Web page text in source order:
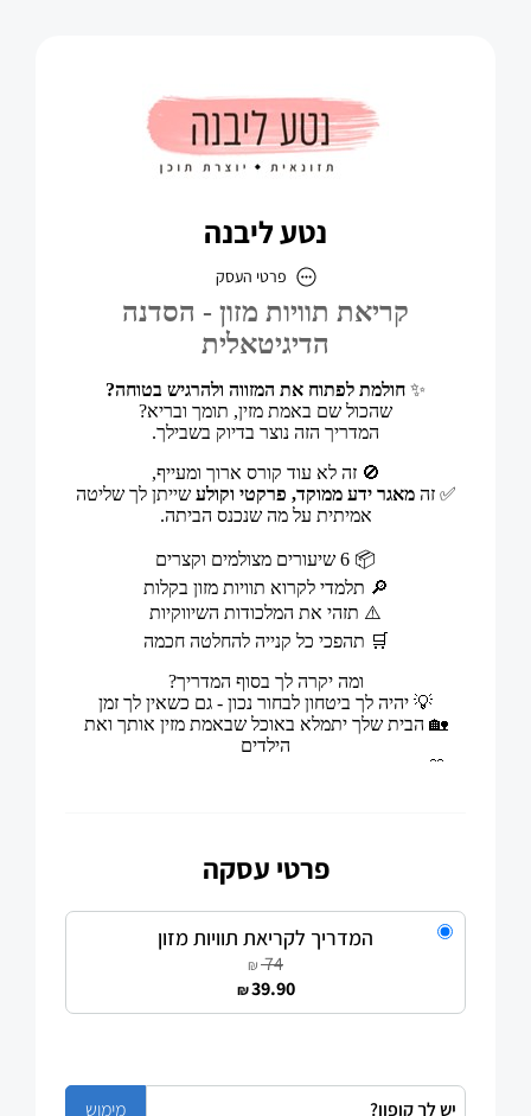
נטע ליבנה
פרטי העסק
נטע ליבנה
netach85@gmail.com
פרטי עסקה
המדריך לקריאת תוויות מזון
74
₪
39.90
₪